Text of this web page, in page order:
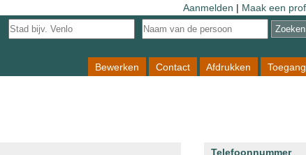
Aanmelden | Maak een
Bewerken Contact Afdrukken Toegang
Telefoonnummer